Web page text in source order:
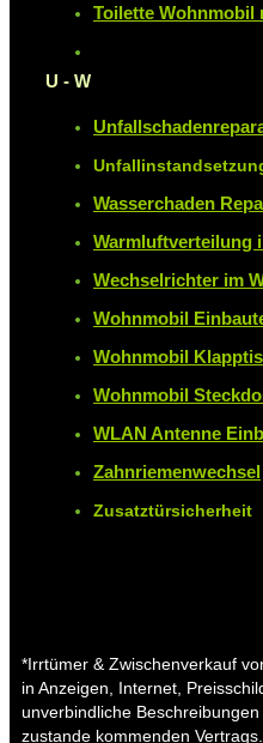
Toilette Wohnmobil
U - W
Wasserchaden
Warmluftverteilung
Wechselrichter im
Wohnmobil
Wohnmobil
Wohnmobil
WLAN Antenne
Zahnriemenwechsel
Zusatztürsicherheit
*Irrtümer & Zwischenverkauf
in Anzeigen, Internet,
unverbindliche
zustande kommenden